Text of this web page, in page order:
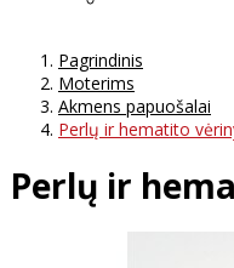
Pagrindinis
Moterims
Akmens papuošalai
Perlų ir hematito
Perlų ir